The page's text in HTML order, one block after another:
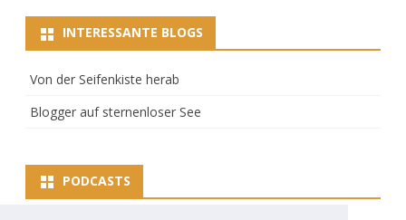
INTERESSANTE BLOGS
Von der Seifenkiste herab
Blogger auf sternenloser See
PODCASTS